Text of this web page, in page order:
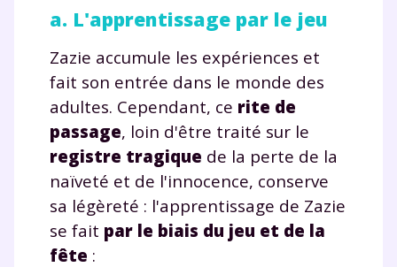
a. L'apprentissage par le jeu
Zazie accumule les expériences et
fait son entrée dans le monde des
adultes. Cependant, ce rite de
passage, loin d'être traité sur le
registre tragique de la perte de la
naïveté et de l'innocence, conserve
sa légèreté : l'apprentissage de Zazie
se fait par le biais du jeu et de la
fête :